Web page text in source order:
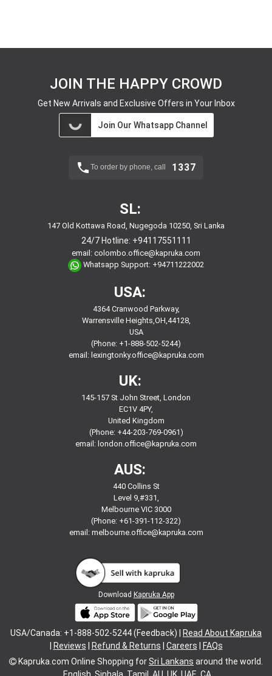
JOIN THE HAPPY CROWD
Get New Arrivals and Exclusive Offers in Your Inbox
Join Our Whatsapp Channel
To order by phone, call 1337
SL:
147 Old Kottawa Road, Nugegoda 10250, Sri Lanka
24/7 Hotline: +94117551111
email: colombo.office@kapruka.com
Whatsapp Support: +94711222002
USA:
4364 Cranwood Parkway,
Warrensville Heights,OH,44128,
USA
(Phone: +1-888-502-5244)
email: lexingtonky.office@kapruka.com
UK:
145-157 St John Street, London
EC1V 4PY,
United Kingdom
(Phone: +44-203-769-0961)
email: london.office@kapruka.com
AUS:
440 Collins St
Level 9,#331,
Melbourne VIC 3000
(Phone: +61-391-112-322)
email: melbourne.office@kapruka.com
Download Kapruka App
USA/Canada: +1-888-502-5244 (Feedback) |
Read About Kapruka
Reviews Refund & Returns Careers
FAQs
Kapruka.com Online Shopping forSri Lankans around the world.
English Sinhala Tamil AU UK UAE CA